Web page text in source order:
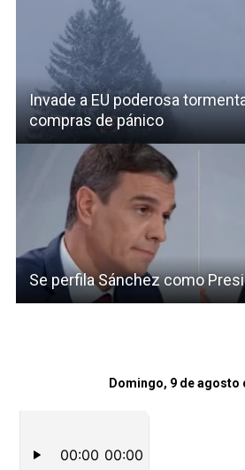
Invade a EU poderosa
compras de pánico
Se perfila Sánchez como
Domingo, 9 de agosto